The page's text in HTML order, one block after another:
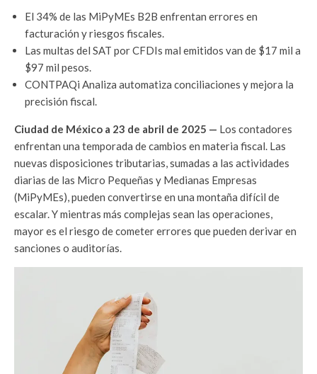
El 34% de las MiPyMEs B2B enfrentan errores en
facturación y riesgos fiscales.
Las multas del SAT por CFDIs mal emitidos van de $17 mil a
$97 mil pesos.
CONTPAQi Analiza automatiza conciliaciones y mejora la
precisión fiscal.
Ciudad de México a 23 de abril de 2025 — Los contadores
enfrentan una temporada de cambios en materia fiscal. Las
nuevas disposiciones tributarias, sumadas a las actividades
diarias de las Micro Pequeñas y Medianas Empresas
(MiPyMEs), pueden convertirse en una montaña difícil de
escalar. Y mientras más complejas sean las operaciones,
mayor es el riesgo de cometer errores que pueden derivar en
sanciones o auditorías.